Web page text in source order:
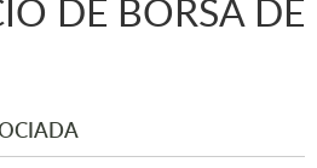
DE BORSA DE